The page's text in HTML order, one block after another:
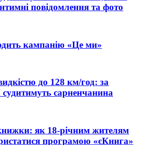
повідомлення та фото
кампанію «Це ми»
до 128 км/год: за
сарненчанина
як 18-річним жителям
програмою «єКнига»